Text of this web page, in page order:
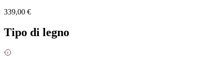
339,00 €
Tipo di legno